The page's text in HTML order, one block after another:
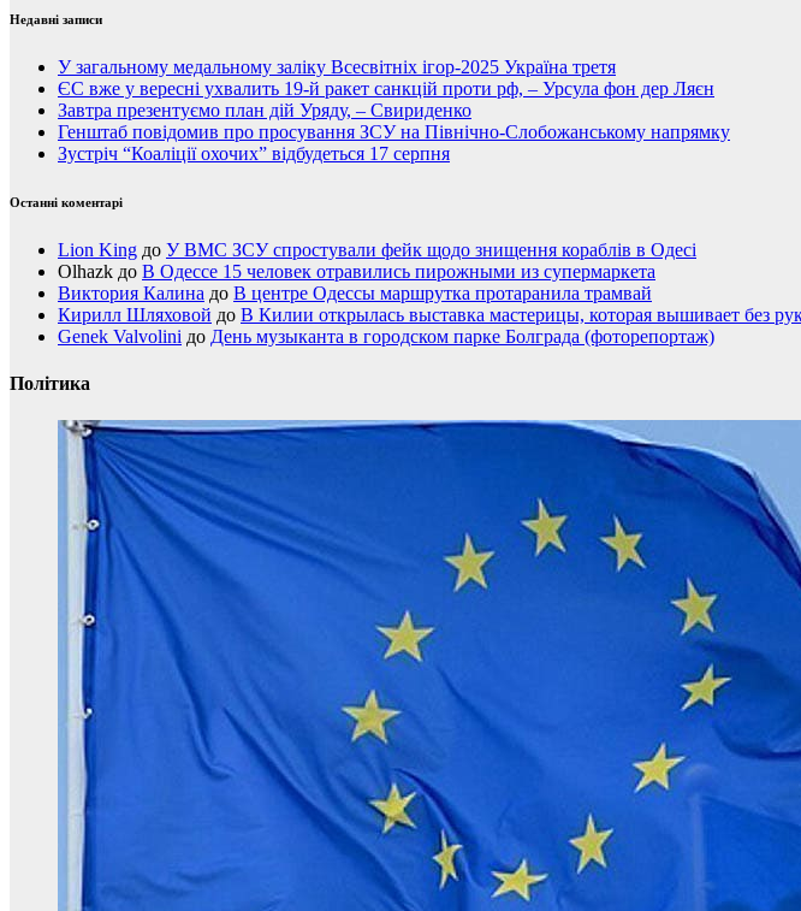
Недавні записи
У загальному медальному заліку Всесвітніх ігор-2025 Україна третя
ЄС вже у вересні ухвалить 19-й ракет санкцій проти рф, – Урсула фон дер Ляєн
Завтра презентуємо план дій Уряду, – Свириденко
Генштаб повідомив про просування ЗСУ на Північно-Слобожанському напрямку
Зустріч “Коаліції охочих” відбудеться 17 серпня
Останні коментарі
Lion King до У ВМС ЗСУ спростували фейк щодо знищення кораблів в Одесі
Olhazk до В Одессе 15 человек отравились пирожными из супермаркета
Виктория Калина до В центре Одессы маршрутка протаранила трамвай
Кирилл Шляховой до В Килии открылась выставка мастерицы, которая вышивает без
Genek Valvolini до День музыканта в городском парке Болграда (фоторепортаж)
Політика